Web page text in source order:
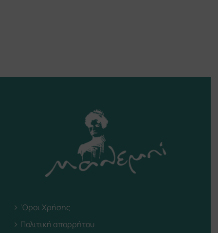
‘Οροι Χρήσης
Πολιτική απορρήτου